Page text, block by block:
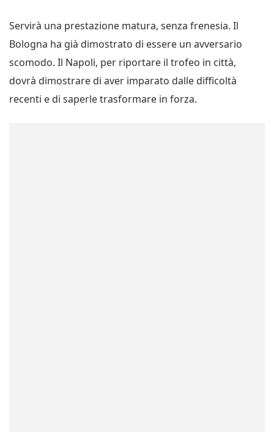
Servirà una prestazione matura, senza frenesia. Il
Bologna ha già dimostrato di essere un avversario
scomodo. Il Napoli, per riportare il trofeo in città,
dovrà dimostrare di aver imparato dalle difficoltà
recenti e di saperle trasformare in forza.